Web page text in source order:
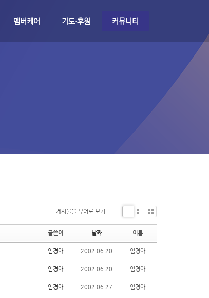
멤버케어 기도·후원 커뮤니티
게시물을 뷰어로 보기
Li
Zi
n
e
G
글쓴이 날짜 이름
임경아 2002.06.20 임경아
임경아 2002.06.20 임경아
임경아 2002.06.27 임경아